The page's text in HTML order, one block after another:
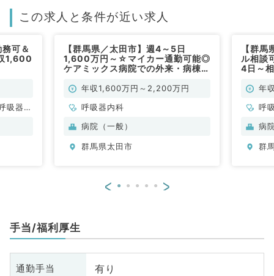
この求人と条件が近い求人
可＆
1,600
吸器内
【群馬県／太田市】週4～5日
1,600万円～☆マイカー通勤可能◎
ケアミックス病院での外来・病棟管
勤）年収1,600万円～2,200万円
呼吸器内科
病院（一般）
群馬県太田市
【群
ル相談
4日～
器内科
年
呼
病
群
< >
手当/福利厚生
通勤手当 有り